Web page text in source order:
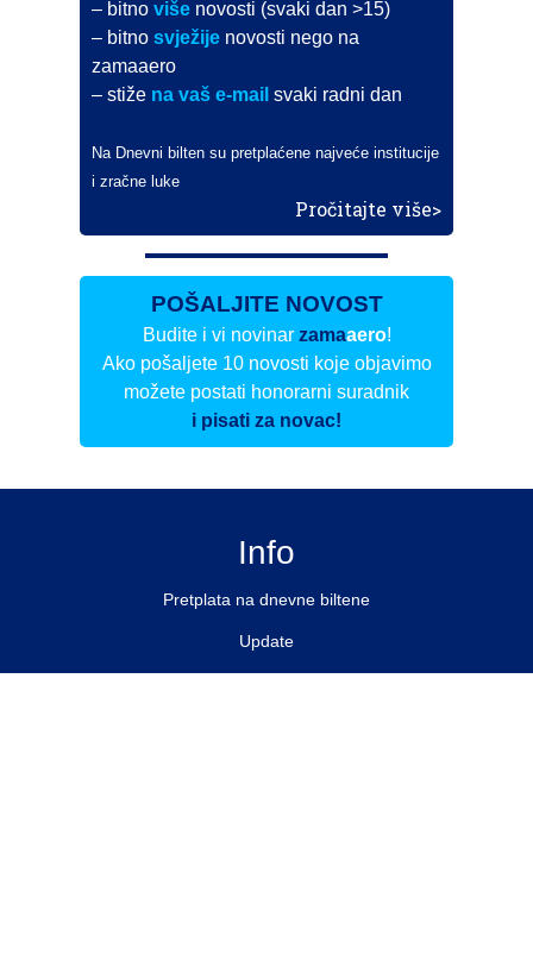
– bitnoviše novosti (svaki dan >15)
– bitnosvježije novosti nego na
zamaaero
– stiže na vaš e-mail svaki radni dan
Na Dnevni bilten su pretplaćene najveće institucije
i zračne luke
Pročitajte više>
POŠALJITE NOVOST
Budite i vi novinar zamaaero!
Ako pošaljete 10 novosti koje objavimo
možete postati honorarni suradnik
i pisati za novac!
Info
Pretplata na dnevne biltene
Update